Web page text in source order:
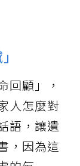
回顧」，
人怎麼對
語，讓遺
，因為這